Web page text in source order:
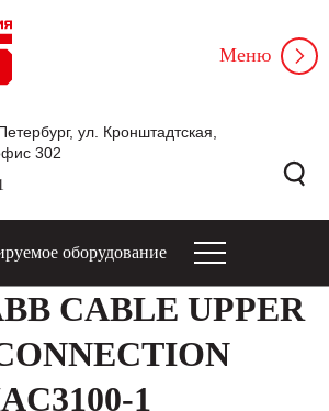
ул. Кронштадтская,
302
Меню
оборудование
CABLE UPPER
1